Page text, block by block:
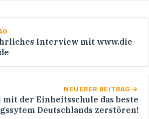
Interview mit www.die-
NEUERER BEITRAG
der Einheitsschule das beste
Deutschlands zerstören!